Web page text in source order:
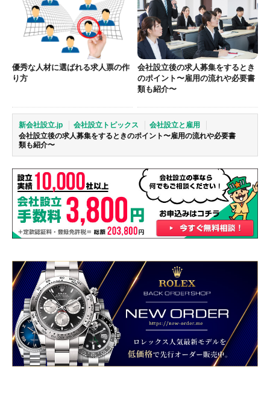
優秀な人材に選ばれる求人票の作
り方
会社設立後の求人募集をするとき
のポイント〜雇用の流れや必要書
類も紹介〜
新会社設立.jp 会社設立トピックス
会社設立と雇用
会社設立後の求人募集をするときのポイント〜雇用の流れや必要書
類も紹介〜